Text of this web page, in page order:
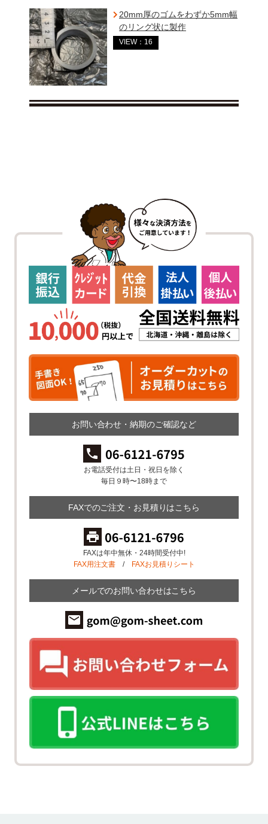
20mm厚のゴムをわずか5mm幅
のリング状に製作
VIEW：16
お問い合わせ・納期のご確認など
お電話受付は土日・祝日を除く
毎日９時〜18時まで
FAXでのご注文・お見積りはこちら
FAXは年中無休・24時間受付中!
FAX用注文書/ FAXお見積りシート
メールでのお問い合わせはこちら